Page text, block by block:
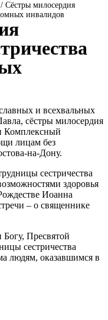
/ Сёстры милосердия
инвалидов
и всехвальных
сёстры милосердия
Комплексный
лицам без
на-Дону.
сестричества
здоровья
Иоанна
– о священнике
Пресвятой
сестричества
людям, оказавшимся в